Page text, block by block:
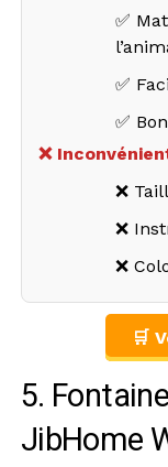
✅
✅
✅
❌
❌
❌
❌
🛒
5.
JibHome